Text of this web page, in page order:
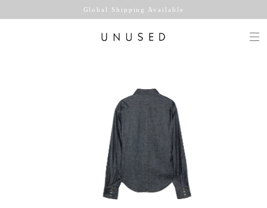
Global Shipping Available